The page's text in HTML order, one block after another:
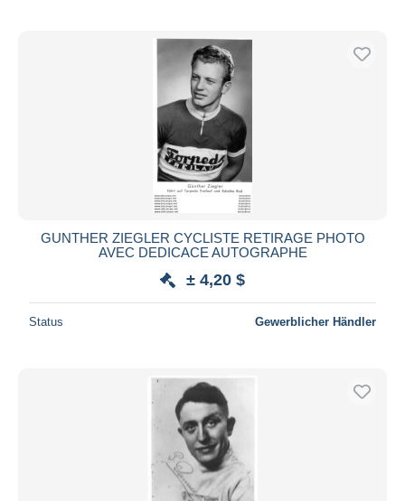
GUNTHER ZIEGLER CYCLISTE RETIRAGE PHOTO
AVEC DEDICACE AUTOGRAPHE
± 4,20 $
Status Gewerblicher Händler